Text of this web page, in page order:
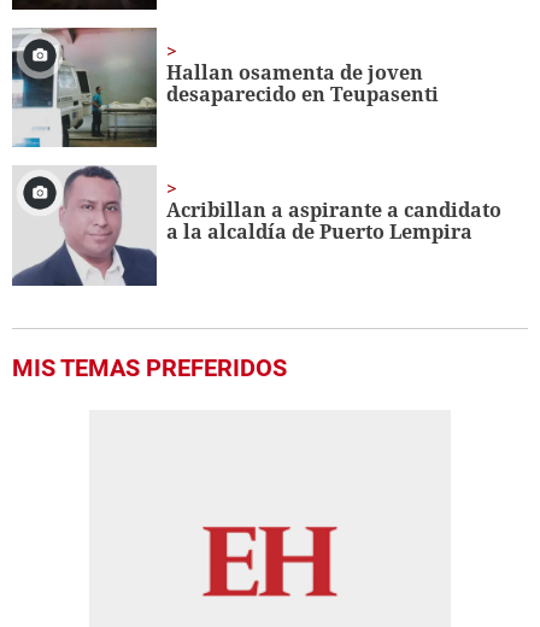
Hallan osamenta de joven
desaparecido en Teupasenti
Acribillan a aspirante a candidato
a la alcaldía de Puerto Lempira
MIS TEMAS PREFERIDOS